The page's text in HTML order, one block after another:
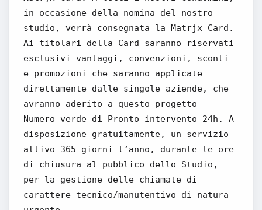
in occasione della nomina del nostro
studio, verrà consegnata la Matrjx Card.
Ai titolari della Card saranno riservati
esclusivi vantaggi, convenzioni, sconti
e promozioni che saranno applicate
direttamente dalle singole aziende, che
avranno aderito a questo progetto
Numero verde di Pronto intervento 24h. A
disposizione gratuitamente, un servizio
attivo 365 giorni l’anno, durante le ore
di chiusura al pubblico dello Studio,
per la gestione delle chiamate di
carattere tecnico/manutentivo di natura